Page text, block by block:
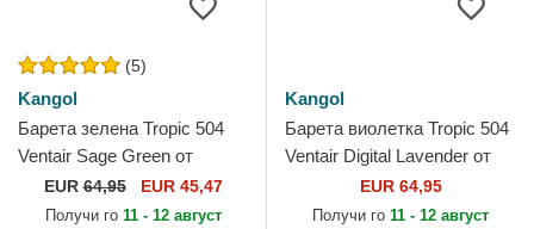
(5)
Kangol
Барета зелена Tropic 504
Ventair Sage Green от
Kangol
EUR64,95 EUR 45,47
Получи го 11 - 12 август
Kangol
Барета виолетка Tropic 504
Ventair Digital Lavender от
EUR 64,95
Получи го 11 - 12 август